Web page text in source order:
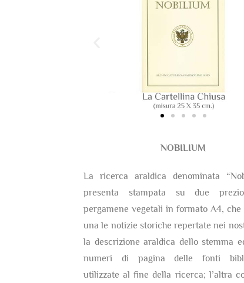
NOBILIUM
La ricerca araldica denominata
presenta stampata su due
pergamene vegetali in formato A4, che
una le notizie storiche repertate nei
la descrizione araldica dello stemma
numeri di pagina delle fonti
utilizzate al fine della ricerca; l’altra